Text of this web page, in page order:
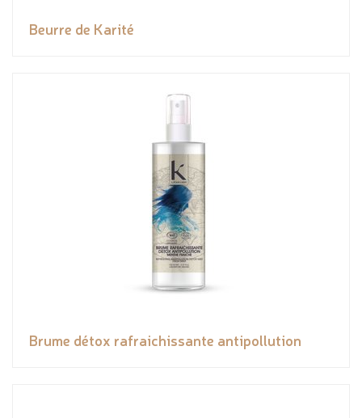
Beurre de Karité
Brume détox rafraichissante antipollution